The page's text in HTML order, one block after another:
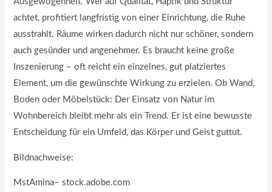
achtet, profitiert langfristig von einer Einrichtung, die Ruhe
ausstrahlt. Räume wirken dadurch nicht nur schöner, sondern
auch gesünder und angenehmer. Es braucht keine große
Inszenierung – oft reicht ein einzelnes, gut platziertes
Element, um die gewünschte Wirkung zu erzielen. Ob Wand,
Boden oder Möbelstück: Der Einsatz von Natur im
Wohnbereich bleibt mehr als ein Trend. Er ist eine bewusste
Entscheidung für ein Umfeld, das Körper und Geist guttut.
Bildnachweise:
MstAmina– stock.adobe.com